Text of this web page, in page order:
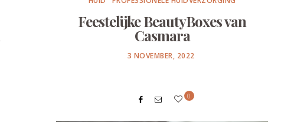
Feestelijke BeautyBoxes van
Casmara
POSTED
3 NOVEMBER, 2022
0